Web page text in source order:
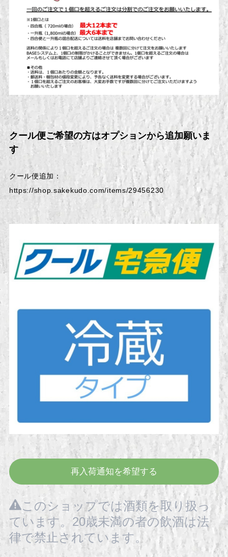
クール便ご希望の方はオプションから追加願いま
す
クール便追加：
https://shop.sakekudo.com/items/29456230
再入荷通知を希望する
このショップでは酒類を取り扱っ
ています。20歳未満の者の飲酒は法
律で禁止されています。